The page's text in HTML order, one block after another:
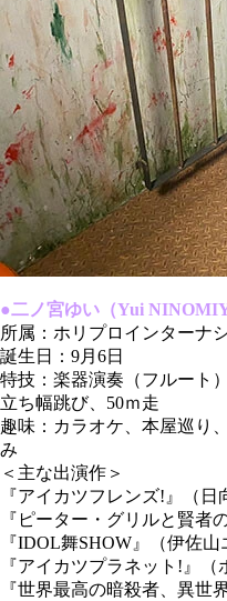
●二ノ宮ゆい（Yui
所属：ホリプロインターナ
誕生日：9月6日
特技：楽器演奏（フルート
立ち幅跳び、50ｍ走
趣味：カラオケ、本屋巡り
み
＜主な出演作＞
『アイカツフレンズ!』（日
『ピーター・グリルと賢者
『IDOL舞SHOW』（伊佐山
『アイカツプラネット!』（
『世界最高の暗殺者、異世